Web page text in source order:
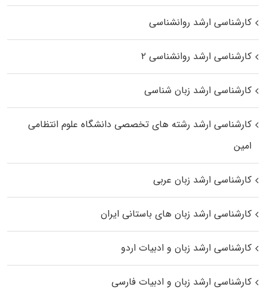
کارشناسی ارشد روانشناسی
کارشناسی ارشد روانشناسی ۲
کارشناسی ارشد زبان شناسی
کارشناسی ارشد رﺷﺘﻪ ﻫﺎی تخصصی داﻧﺸﮕﺎه ﻋﻠﻮم انتظامی
اﻣﻴﻦ
کارشناسی ارشد زبان عربی
کارشناسی ارشد زبان‌ های باستانی ایران
کارشناسی ارشد زبان و ادبیات اردو
کارشناسی ارشد زبان و ادبیات فارسی